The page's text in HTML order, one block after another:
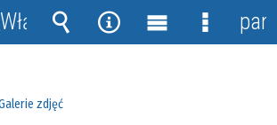
zdjęć
Włącz
powiadomienia
Wyszukiwarka
Narzędzia
MenuMenu